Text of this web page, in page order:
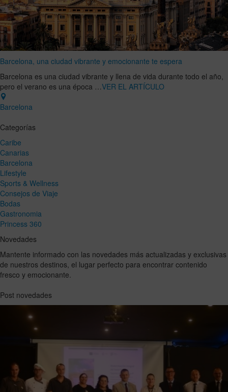
Barcelona, una ciudad vibrante y emocionante te espera
Barcelona es una ciudad vibrante y llena de vida durante todo el año,
pero el verano es una época …VER EL ARTÍCULO
Barcelona
Categorías
Caribe
Canarias
Barcelona
Lifestyle
Sports & Wellness
Consejos de Viaje
Bodas
Gastronomia
Princess 360
Novedades
Mantente informado con las novedades más actualizadas y exclusivas
de nuestros destinos, el lugar perfecto para encontrar contenido
fresco y emocionante.
Post novedades